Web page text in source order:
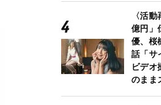
〈活
億円」
優、桜
話「サ
ビデオ
のまま